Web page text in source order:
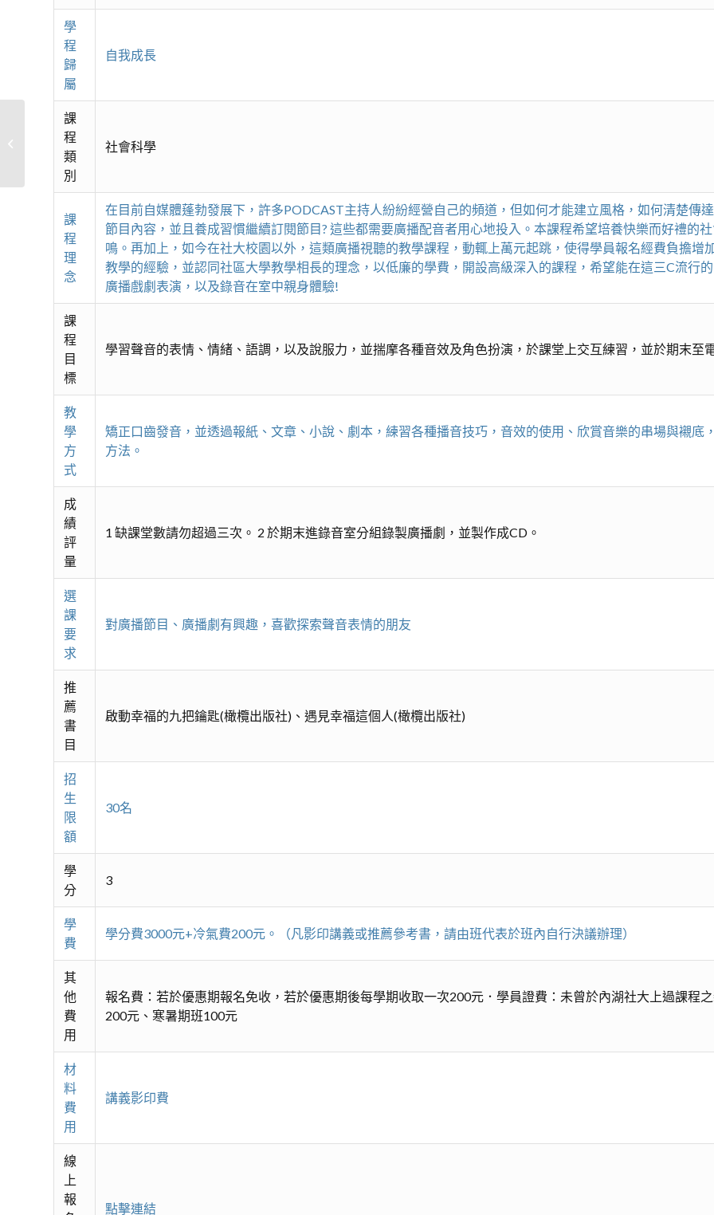
學
程
歸
屬
自我成長
課
程
類
別
社會科學
課
程
理
念
在目前自媒體蓬勃發展下，許多PODCAST主持人紛紛經營自己的頻道，但如何才能建立風格，如何清楚傳
節目內容，並且養成習慣繼續訂閱節目? 這些都需要廣播配音者用心地投入。本課程希望培養快樂而好禮的
鳴。再加上，如今在社大校園以外，這類廣播視聽的教學課程，動輒上萬元起跳，使得學員報名經費負擔
教學的經驗，並認同社區大學教學相長的理念，以低廉的學費，開設高級深入的課程，希望能在這三C流行
廣播戲劇表演，以及錄音在室中親身體驗!
課
程
目
標
學習聲音的表情、情緒、語調，以及說服力，並揣摩各種音效及角色扮演，於課堂上交互練習，並於期末至
教
學
方
式
矯正口齒發音，並透過報紙、文章、小說、劇本，練習各種播音技巧，音效的使用、欣賞音樂的串場與襯底
方法。
成
績
評
量
1 缺課堂數請勿超過三次。 2 於期末進錄音室分組錄製廣播劇，並製作成CD。
選
課
要
求
對廣播節目、廣播劇有興趣，喜歡探索聲音表情的朋友
推
薦
書
目
啟動幸福的九把鑰匙(橄欖出版社)、遇見幸福這個人(橄欖出版社)
招
生
限
額
30名
學
分
3
學
費
學分費3000元+冷氣費200元。（凡影印講義或推薦參考書，請由班代表於班內自行決議辦理）
其
他
費
用
報名費：若於優惠期報名免收，若於優惠期後每學期收取一次200元．學員證費：未曾於內湖社大上過課程
200元、寒暑期班100元
材
料
費
用
講義影印費
線
上
報
點擊連結
生活及工作中的聯合國永續目標 SDG